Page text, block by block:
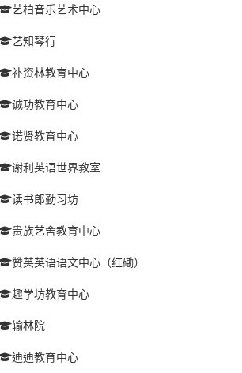
艺柏音乐艺术中心
艺知琴行
补资林教育中心
诚功教育中心
诺贤教育中心
谢利英语世界教室
读书郎勤习坊
贵族艺舍教育中心
赞英英语语文中心（红磡）
趣学坊教育中心
输林院
迪迪教育中心